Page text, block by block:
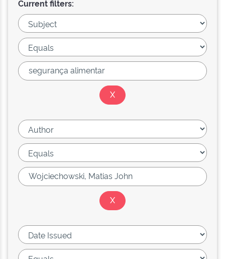
Current filters: